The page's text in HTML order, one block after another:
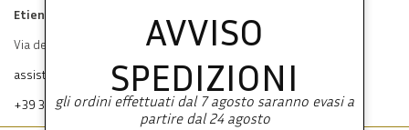
Etienne srl
Via dei Mille, 47 80121 Napoli
assistenza@etienneabbigliamento.com
+39 333 574 1398
AVVISO
SPEDIZIONI
gli ordini effettuati dal 7 agosto saranno evasi a
partire dal 24 agosto